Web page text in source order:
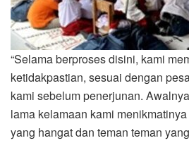
“Selama berproses disini, kami
ketidakpastian, sesuai dengan
kami sebelum penerjunan.
lama kelamaan kami
yang hangat dan teman teman